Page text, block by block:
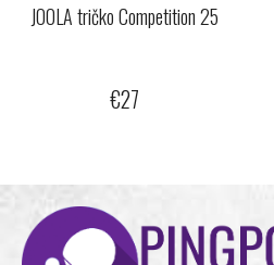
JOOLA tričko Competition 25
€27
Z